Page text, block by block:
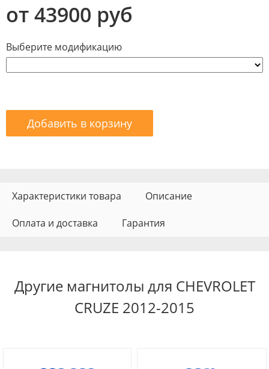
от 43900 руб
Выберите модификацию
Добавить в корзину
Характеристики товара Описание
Оплата и доставка Гарантия
Другие магнитолы для CHEVROLET
CRUZE 2012-2015